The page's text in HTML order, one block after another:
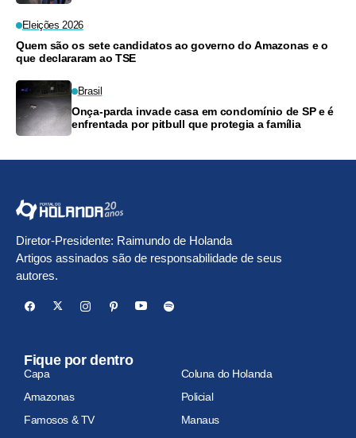
Eleições 2026
Quem são os sete candidatos ao governo do Amazonas e o
que declararam ao TSE
Brasil
Onça-parda invade casa em condomínio de SP e é
enfrentada por pitbull que protegia a família
Diretor-Presidente: Raimundo de Holanda
Artigos assinados são de responsabilidade de seus
autores.
Fique por dentro
Capa
Coluna do Holanda
Amazonas
Policial
Famosos & TV
Manaus